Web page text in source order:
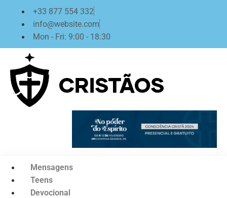
conteúdo
+33 877 554 332
info@website.com
Mon - Fri: 9:00 - 18:30
Mensagens
Teens
Devocional